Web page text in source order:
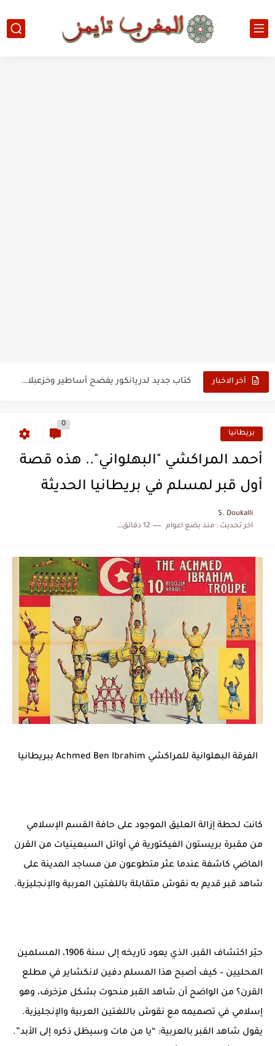
أخر الاخبار كتاب جديد لدريانكور يفضح أساطير وخزعبلات نظام العسكر ويعيد قراءة...
زيارة الحسن الثاني الى الجزائر سنة 1963 بريطانيا
0
أحمد المراكشي "البهلواني".. هذه قصة
أول قبر لمسلم في بريطانيا الحديثة
S. Doukalli
اخر تحديث :منذ بضع اعوام 12 دقائق للقراءة
الفرقة البهلوانية للمراكشي Achmed Ben Ibrahim ببريطانيا
كانت لحطة إزالة العليق الموجود على حافة القسم الإسلامي
من مقبرة بريستون الفيكتورية في أوائل السبعينيات من القرن
الماضي كاشفة عندما عثر متطوعون من مساجد المدينة على
شاهد قبر قديم به نقوش متقابلة باللغتين العربية والإنجليزية.
حيّر اكتشاف القبر، الذي يعود تاريخه إلى سنة 1906، المسلمين
المحليين – كيف أصبح هذا المسلم دفين لانكشاير في مطلع
القرن؟ من الواضح أن شاهد القبر منحوت بشكل مزخرف، وهو
إسلامي في تصميمه مع نقوش باللغتين العربية والإنجليزية.
يقول شاهد القبر بالعربية: “يا من مات وسيظل ذكره إلى الأبد”.